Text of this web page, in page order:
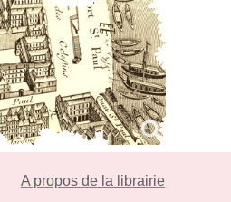
A propos de la librairie